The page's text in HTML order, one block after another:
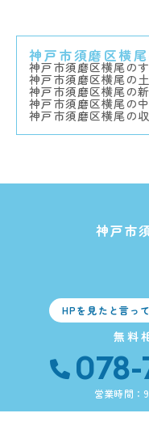
神戸市須磨区横
神戸市須磨区横尾の
神戸市須磨区横尾の
神戸市須磨区横尾の
神戸市須磨区横尾の
神戸市須磨区横尾の
神戸市
HPを見たと言っ
無料
営業時間：